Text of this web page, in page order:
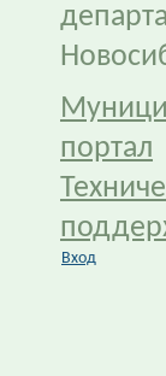
портал
Вход